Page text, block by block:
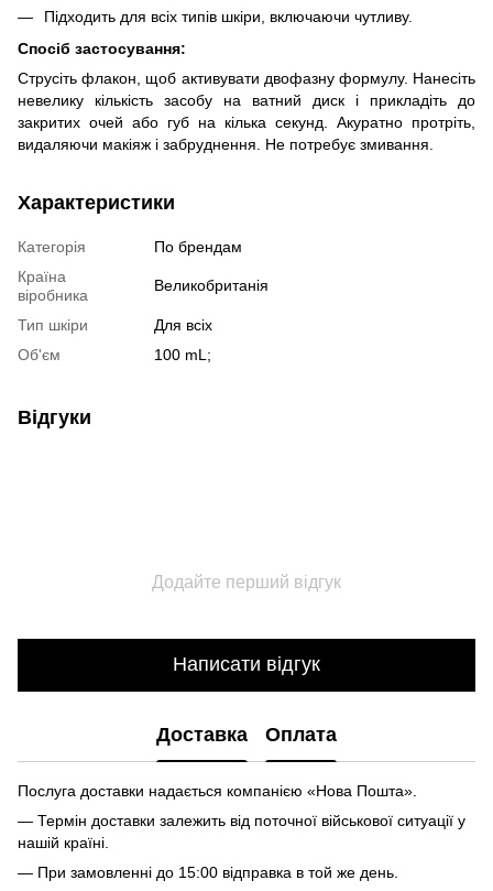
Підходить для всіх типів шкіри, включаючи чутливу.
Спосіб застосування:
Струсіть флакон, щоб активувати двофазну формулу. Нанесіть
невелику кількість засобу на ватний диск і прикладіть до
закритих очей або губ на кілька секунд. Акуратно протріть,
видаляючи макіяж і забруднення. Не потребує змивання.
Характеристики
Категорія
По брендам
Країна
віробника
Великобританія
Тип шкіри
Для всіх
Об'єм
100 mL;
Відгуки
Додайте перший відгук
Написати відгук
Доставка Оплата
Послуга доставки надається компанією «Нова Пошта».
— Термін доставки залежить від поточної військової ситуації у
нашій країні.
— При замовленні до 15:00 відправка в той же день.